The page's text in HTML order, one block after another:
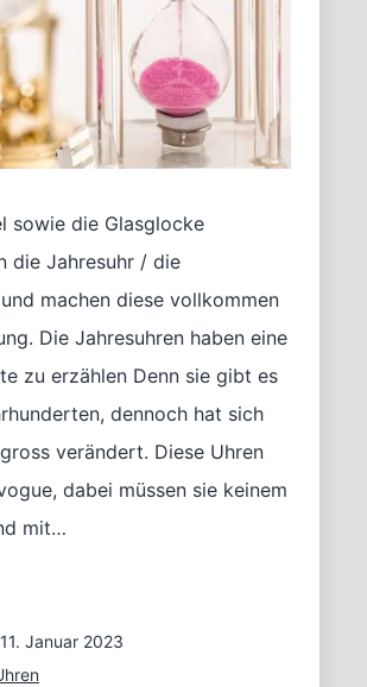
sowie die Glasglocke
die Jahresuhr / die
machen diese vollkommen
Die Jahresuhren haben eine
zu erzählen Denn sie gibt es
dennoch hat sich
verändert. Diese Uhren
dabei müssen sie keinem
mit…
11. Januar 2023